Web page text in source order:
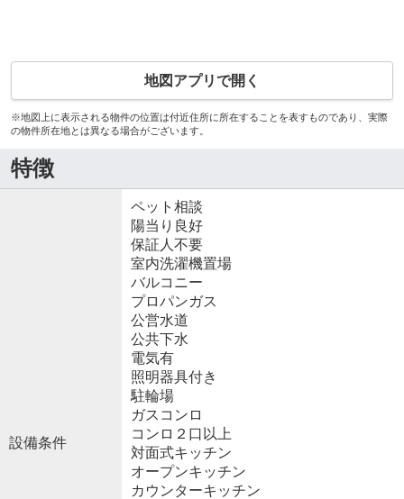
地図アプリで開く
※地図上に表示される物件の位置は付近住所に所在することを表すものであり、実際
の物件所在地とは異なる場合がございます。
特徴
設備条件
ペット相談
陽当り良好
保証人不要
室内洗濯機置場
バルコニー
プロパンガス
公営水道
公共下水
電気有
照明器具付き
駐輪場
ガスコンロ
コンロ２口以上
対面式キッチン
オープンキッチン
カウンターキッチン